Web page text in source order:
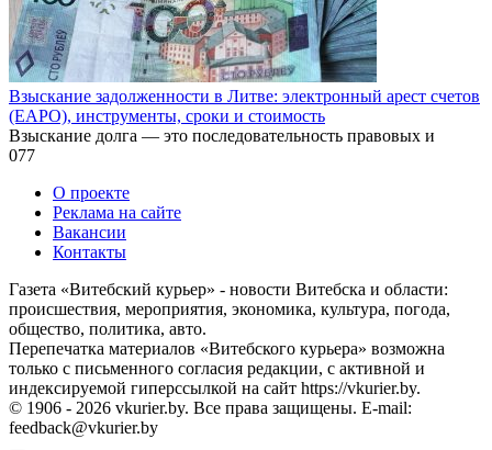
Взыскание задолженности в Литве: электронный арест счетов
(EAPO), инструменты, сроки и стоимость
Взыскание долга — это последовательность правовых и
077
О проекте
Реклама на сайте
Вакансии
Контакты
Газета «Витебский курьер» - новости Витебска и области:
происшествия, мероприятия, экономика, культура, погода,
общество, политика, авто.
Перепечатка материалов «Витебского курьера» возможна
только с письменного согласия редакции, с активной и
индексируемой гиперссылкой на сайт https://vkurier.by.
© 1906 - 2026 vkurier.by. Все права защищены. E-mail:
feedback@vkurier.by